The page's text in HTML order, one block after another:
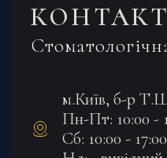
м.Київ, б-р
Пн-Пт: 10:00 -
Сб: 10:00 - 17:00